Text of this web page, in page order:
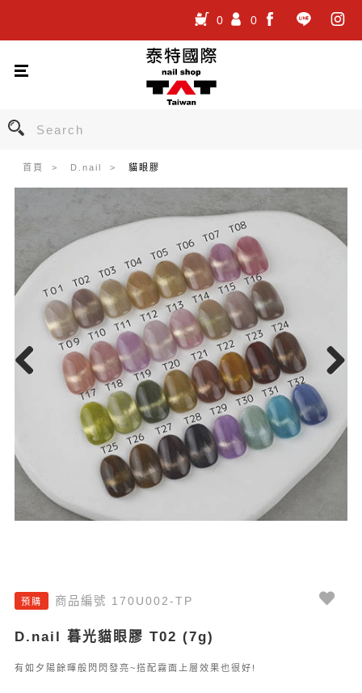
0
0
首頁 D.nail 貓眼膠
Previous Next
預購 商品編號 170U002-TP
D.nail 暮光貓眼膠 T02 (7g)
有如夕陽餘暉般閃閃發亮~搭配霧面上層效果也很好!